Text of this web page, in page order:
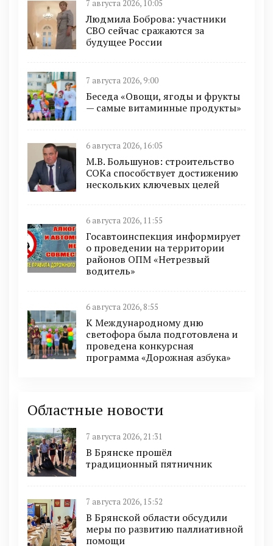
7 августа 2026, 10:05
Людмила Боброва: участники
СВО сейчас сражаются за
будущее России
7 августа 2026, 9:00
Беседа «Овощи, ягоды и фрукты
— самые витаминные продукты»
6 августа 2026, 16:05
М.В. Большунов: строительство
СОКа способствует достижению
нескольких ключевых целей
6 августа 2026, 11:55
Госавтоинспекция информирует
о проведении на территории
районов ОПМ «Нетрезвый
водитель»
6 августа 2026, 8:55
К Международному дню
светофора была подготовлена и
проведена конкурсная
программа «Дорожная азбука»
Областные новости
7 августа 2026, 21:31
В Брянске прошёл
традиционный пятничник
7 августа 2026, 15:52
В Брянской области обсудили
меры по развитию паллиативной
помощи